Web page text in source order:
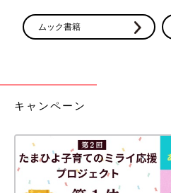
ムック書籍
キャンペーン